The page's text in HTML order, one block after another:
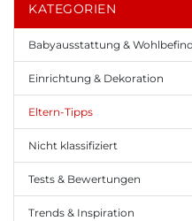
KATEGORIEN
Babyausstattung &
Einrichtung & Dekoration
Eltern-Tipps
Nicht klassifiziert
Tests & Bewertungen
Trends & Inspiration